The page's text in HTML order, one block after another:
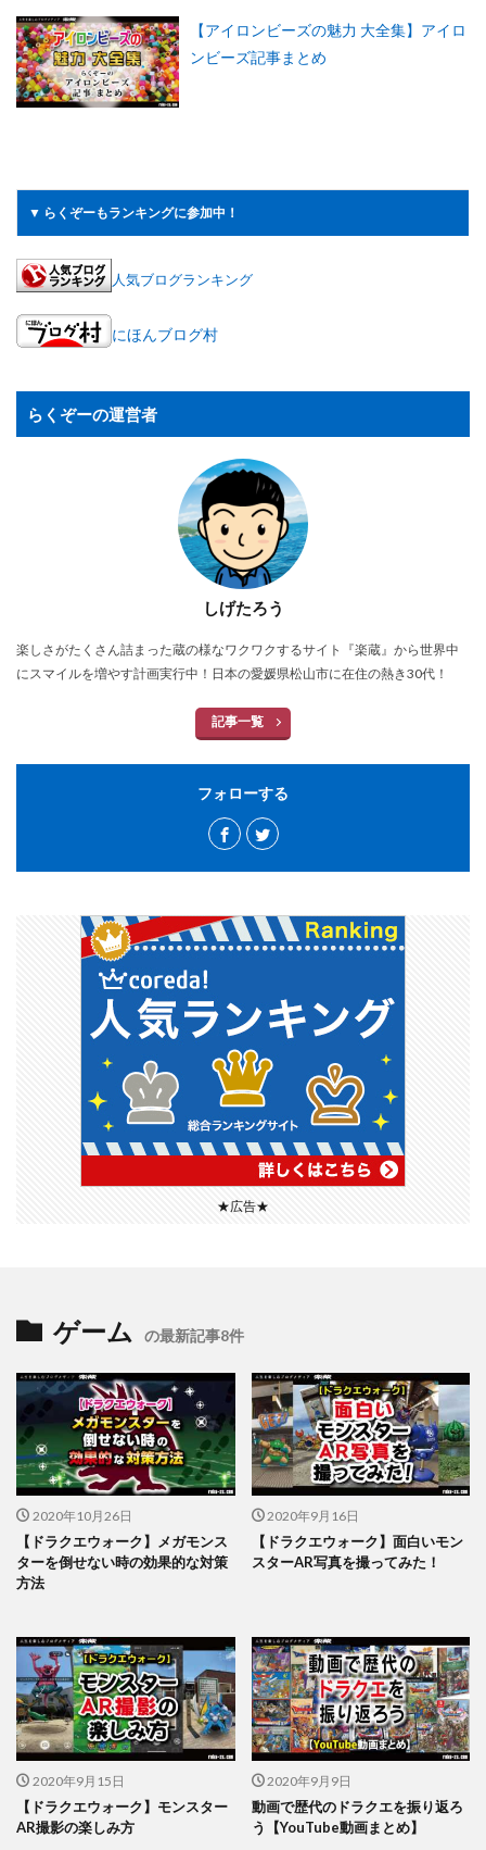
【アイロンビーズの魅力 大全集】アイロ
ンビーズ記事まとめ
▼ らくぞーもランキングに参加中！
人気ブログランキング
にほんブログ村
らくぞーの運営者
しげたろう
楽しさがたくさん詰まった蔵の様なワクワクするサイト『楽蔵』から世界中
にスマイルを増やす計画実行中！日本の愛媛県松山市に在住の熱き30代！
記事一覧
フォローする
★広告★
ゲーム の最新記事8件
2020年10月26日
【ドラクエウォーク】メガモンス
ターを倒せない時の効果的な対策
方法
2020年9月16日
【ドラクエウォーク】面白いモン
スターAR写真を撮ってみた！
2020年9月15日
【ドラクエウォーク】モンスター
AR撮影の楽しみ方
2020年9月9日
動画で歴代のドラクエを振り返ろ
う【YouTube動画まとめ】